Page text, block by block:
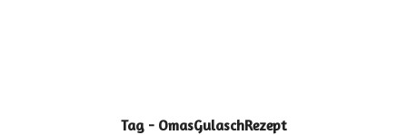
Tag - OmasGulaschRezept